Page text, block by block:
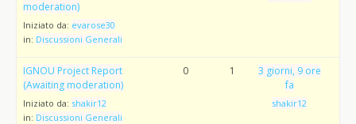
moderation)
Iniziato da: evarose30
in: Discussioni Generali
IGNOU Project Report
(Awaiting moderation)
Iniziato da: shakir12
in: Discussioni Generali
0 1
3 giorni, 9 ore
fa
shakir12